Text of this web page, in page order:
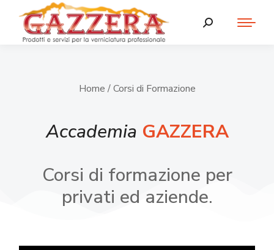
Home / Corsi di Formazione
Accademia GAZZERA
Corsi di formazione per
privati ed aziende.